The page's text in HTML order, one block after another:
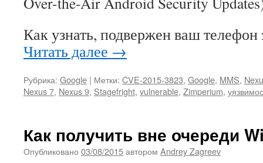
Как узнать, подвержен ваш
Читать далее →
Рубрика: Google | Метки: CVE-2015-3823, Google, MMS,
Nexus 7, Nexus 9, Stagefright, vulnerable, Zimperium,
Как получить вне очереди
Опубликовано 03/08/2015автором Andrey Zagreev